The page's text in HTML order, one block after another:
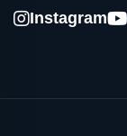
Instagram